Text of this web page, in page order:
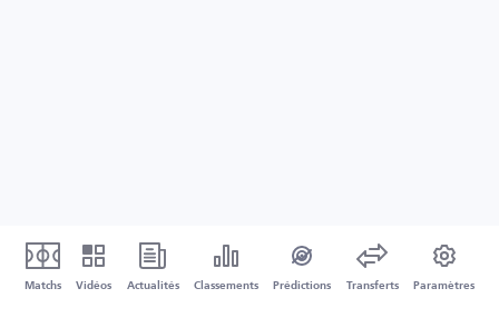
Matchs Vidéos Actualités Classements Prédictions Transferts Paramètres